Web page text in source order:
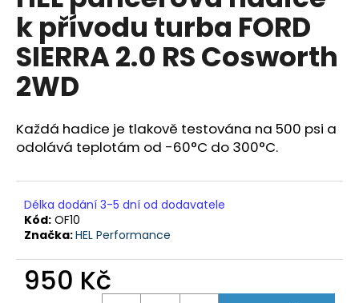
0,0
5
hvězdiček.
k přívodu turba FORD
SIERRA 2.0 RS Cosworth
2WD
Každá hadice je tlakově testována na 500 psi a
odolává teplotám od -60°C do 300°C.
Délka dodání 3-5 dní od dodavatele
Kód: OF10
Značka:HEL Performance
950 Kč
a
j
í
t
?
HLEDAT
D
o
p